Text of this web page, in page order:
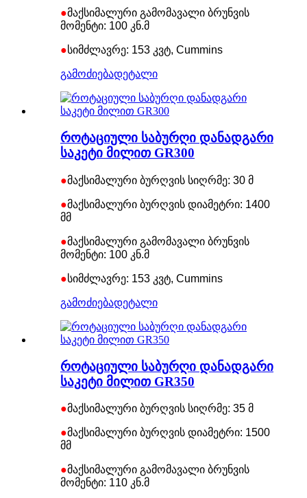
●მაქსიმალური გამომავალი ბრუნვის
მომენტი: 100 კნ.მ
●სიმძლავრე: 153 კვტ, Cummins
გამოძიებადეტალი
როტაციული საბურღი დანადგარი
საკეტი მილით GR300
●მაქსიმალური ბურღვის სიღრმე: 30 მ
●მაქსიმალური ბურღვის დიამეტრი: 1400
მმ
●მაქსიმალური გამომავალი ბრუნვის
მომენტი: 100 კნ.მ
●სიმძლავრე: 153 კვტ, Cummins
გამოძიებადეტალი
როტაციული საბურღი დანადგარი
საკეტი მილით GR350
●მაქსიმალური ბურღვის სიღრმე: 35 მ
●მაქსიმალური ბურღვის დიამეტრი: 1500
მმ
●მაქსიმალური გამომავალი ბრუნვის
მომენტი: 110 კნ.მ